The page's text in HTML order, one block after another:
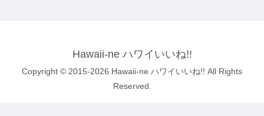
Hawaii-ne ハワイいいね!!
Copyright © 2015-2026 Hawaii-ne ハワイいいね!! All Rights
Reserved.